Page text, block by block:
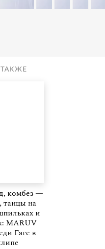
комбез —
танцы на
и
MARUV
Гаге в